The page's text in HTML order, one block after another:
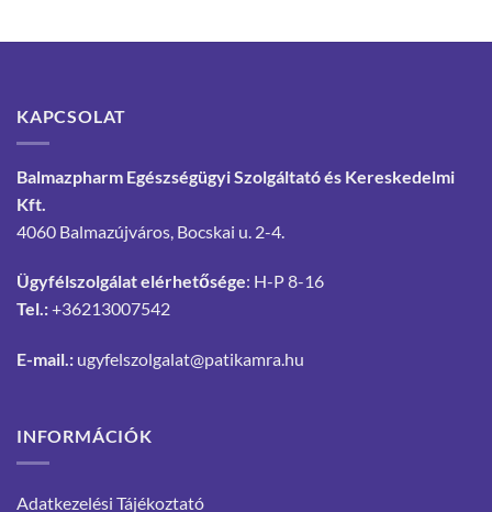
KAPCSOLAT
Balmazpharm Egészségügyi Szolgáltató és Kereskedelmi
Kft.
4060 Balmazújváros, Bocskai u. 2-4.
Ügyfélszolgálat elérhetősége: H-P 8-16
Tel.:+36213007542
E-mail.: ugyfelszolgalat@patikamra.hu
INFORMÁCIÓK
Adatkezelési Tájékoztató